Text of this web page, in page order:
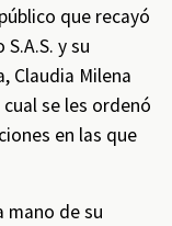
que recayó
y su
Claudia Milena
se les ordenó
en las que
mano de su